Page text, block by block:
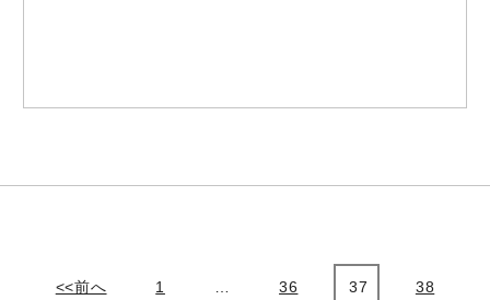
<<前へ 1 36 37 38